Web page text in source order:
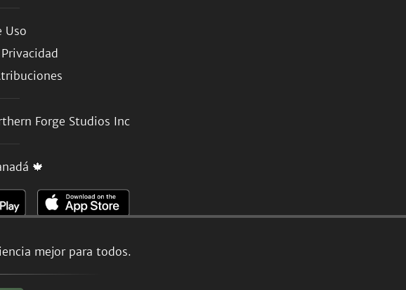
mejor para todos.
Uso
Forge Studios Inc
🍁